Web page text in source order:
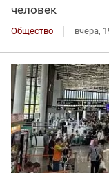
человек
Общество вчера,